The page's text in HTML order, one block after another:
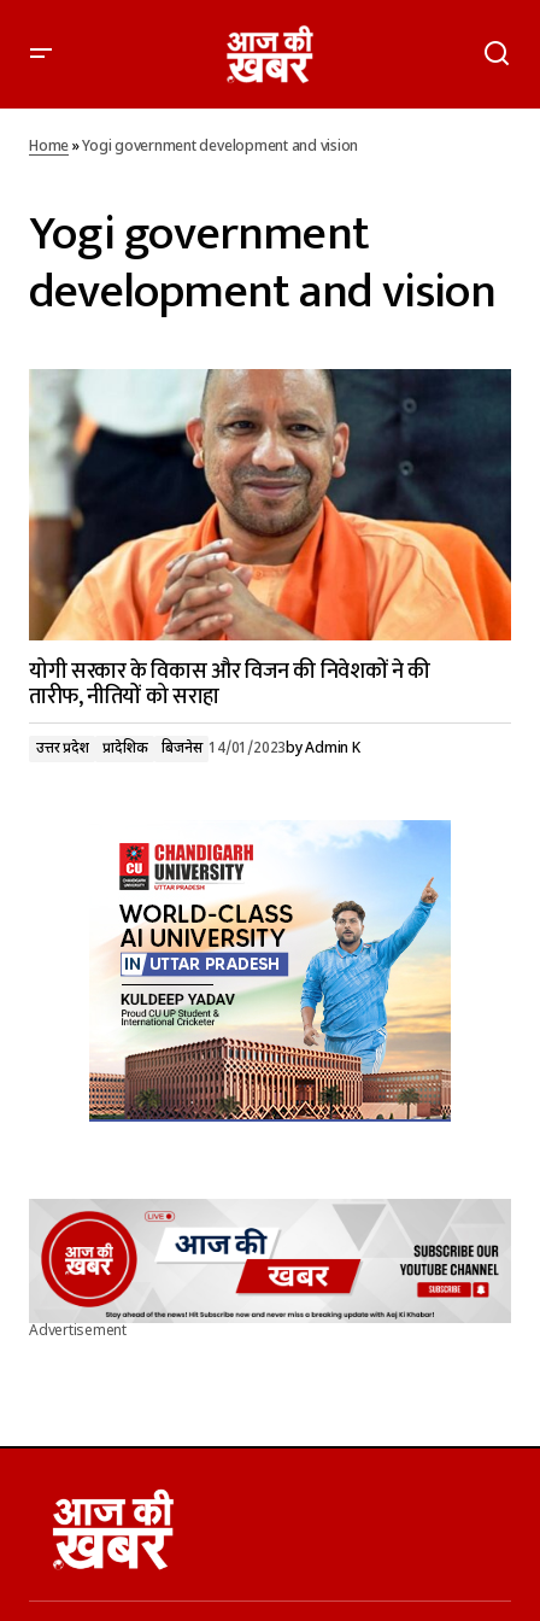
Home»Yogi government development and vision
Yogi government
development and vision
योगी सरकार के विकास और विजन की निवेशकों ने की
तारीफ, नीतियों को सराहा
उत्तर प्रदेश प्रादेशिक बिजनेस 14/01/2023byAdmin K
Advertisement